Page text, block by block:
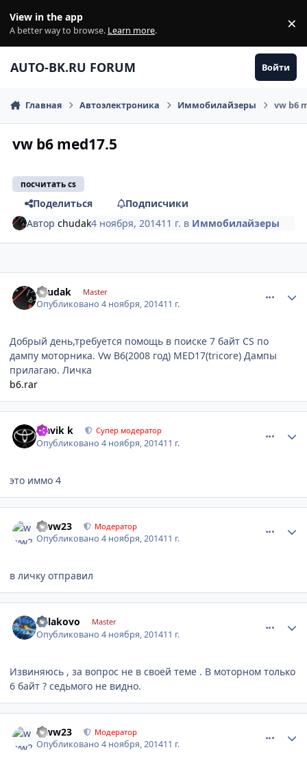
View in the app
A better way to browse. Learn more. ×
AUTO-BK.RU FORUM Войти
Главная Автоэлектроника Иммобилайзеры vw b6
vw b6 med17.5
посчитать cs
Поделиться
Подписчики
Авторchudak4 ноября, 201411 г. в Иммобилайзеры
chudak Master
Опубликовано4 ноября, 201411 г.
Добрый день,требуется помощь в поиске 7 байт CS по
дампу моторника. Vw B6(2008 год) MED17(tricore) Дампы
прилагаю. Личка
b6.rar
Slavik k Супер модератор
Опубликовано4 ноября, 201411 г.
это иммо 4
www23 Модератор
Опубликовано4 ноября, 201411 г.
в личку отправил
balakovo Master
Опубликовано4 ноября, 201411 г.
Извиняюсь , за вопрос не в своей теме . В моторном только
6 байт ? седьмого не видно.
www23 Модератор
Опубликовано4 ноября, 201411 г.